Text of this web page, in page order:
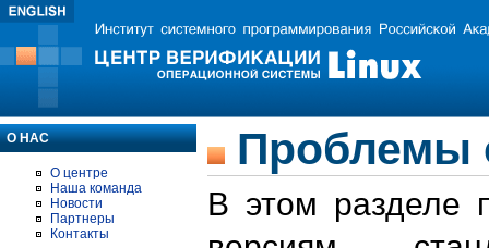
О НАС
О центре
Наша команда
Новости
Партнеры
Контакты
Проблемы
В этом разделе